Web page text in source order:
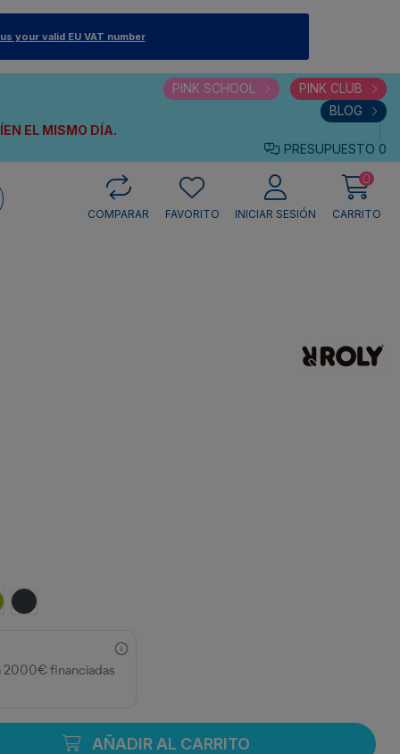
your valid EU VAT number
EL MISMO DÍA.
PINK SCHOOL
PINK CLUB
BLOG
PRESUPUESTO 0
COMPARAR FAVORITO INICIAR SESIÓN
0
CARRITO
CURRY/NEGRO
NEGRO
EBANO/NEGRO
2000€ financiadas
AÑADIR AL CARRITO